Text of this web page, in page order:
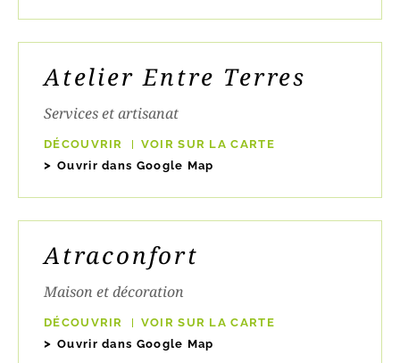
Atelier Entre Terres
Services et artisanat
DÉCOUVRIR
VOIR SUR LA CARTE
Ouvrir dans Google Map
Atraconfort
Maison et décoration
DÉCOUVRIR
VOIR SUR LA CARTE
Ouvrir dans Google Map